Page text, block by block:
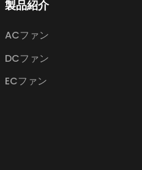
製品紹介
ACファン
DCファン
ECファン